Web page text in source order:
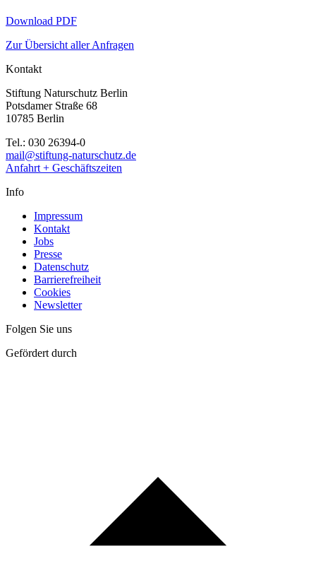
Download PDF
Zur Übersicht aller Anfragen
Kontakt
Stiftung Naturschutz Berlin
Potsdamer Straße 68
10785 Berlin
Tel.: 030 26394-0
mail@stiftung-naturschutz.de
Anfahrt + Geschäftszeiten
Info
Impressum
Kontakt
Jobs
Presse
Datenschutz
Barrierefreiheit
Cookies
Newsletter
Folgen Sie uns
Gefördert durch